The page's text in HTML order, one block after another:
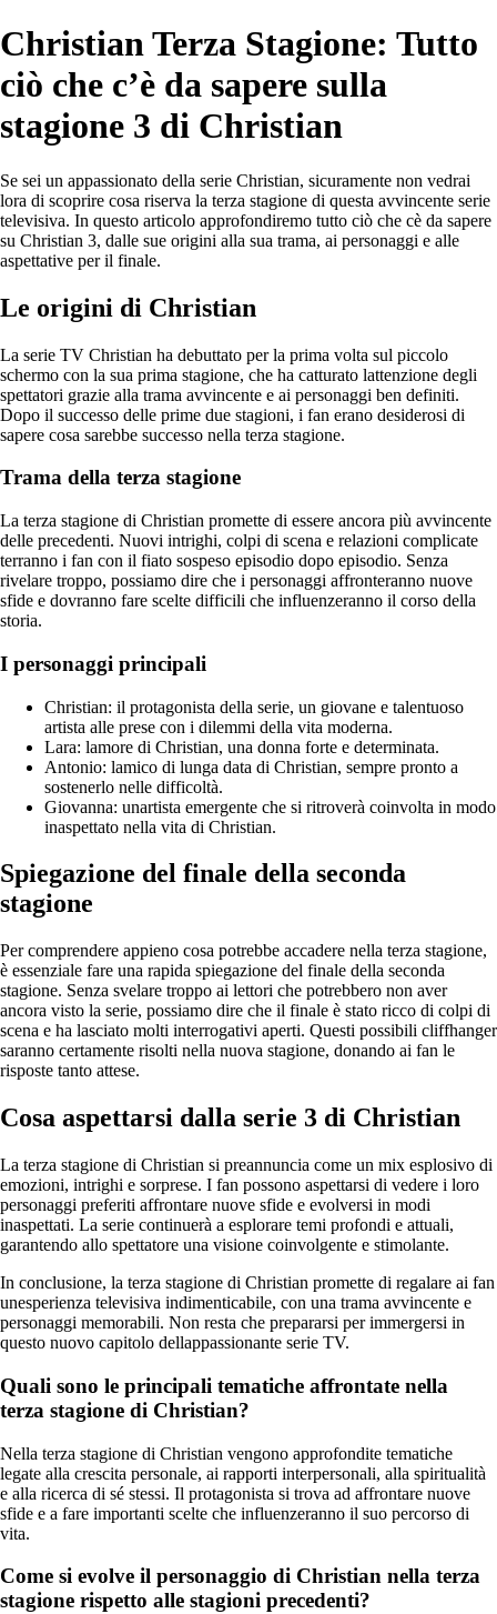
Christian Terza Stagione: Tutto
ciò che c’è da sapere sulla
stagione 3 di Christian
Se sei un appassionato della serie Christian, sicuramente non vedrai
lora di scoprire cosa riserva la terza stagione di questa avvincente serie
televisiva. In questo articolo approfondiremo tutto ciò che cè da sapere
su Christian 3, dalle sue origini alla sua trama, ai personaggi e alle
aspettative per il finale.
Le origini di Christian
La serie TV Christian ha debuttato per la prima volta sul piccolo
schermo con la sua prima stagione, che ha catturato lattenzione degli
spettatori grazie alla trama avvincente e ai personaggi ben definiti.
Dopo il successo delle prime due stagioni, i fan erano desiderosi di
sapere cosa sarebbe successo nella terza stagione.
Trama della terza stagione
La terza stagione di Christian promette di essere ancora più avvincente
delle precedenti. Nuovi intrighi, colpi di scena e relazioni complicate
terranno i fan con il fiato sospeso episodio dopo episodio. Senza
rivelare troppo, possiamo dire che i personaggi affronteranno nuove
sfide e dovranno fare scelte difficili che influenzeranno il corso della
storia.
I personaggi principali
Christian: il protagonista della serie, un giovane e talentuoso
artista alle prese con i dilemmi della vita moderna.
Lara: lamore di Christian, una donna forte e determinata.
Antonio: lamico di lunga data di Christian, sempre pronto a
sostenerlo nelle difficoltà.
Giovanna: unartista emergente che si ritroverà coinvolta in modo
inaspettato nella vita di Christian.
Spiegazione del finale della seconda
stagione
Per comprendere appieno cosa potrebbe accadere nella terza stagione,
è essenziale fare una rapida spiegazione del finale della seconda
stagione. Senza svelare troppo ai lettori che potrebbero non aver
ancora visto la serie, possiamo dire che il finale è stato ricco di colpi di
scena e ha lasciato molti interrogativi aperti. Questi possibili cliffhanger
saranno certamente risolti nella nuova stagione, donando ai fan le
risposte tanto attese.
Cosa aspettarsi dalla serie 3 di Christian
La terza stagione di Christian si preannuncia come un mix esplosivo di
emozioni, intrighi e sorprese. I fan possono aspettarsi di vedere i loro
personaggi preferiti affrontare nuove sfide e evolversi in modi
inaspettati. La serie continuerà a esplorare temi profondi e attuali,
garantendo allo spettatore una visione coinvolgente e stimolante.
In conclusione, la terza stagione di Christian promette di regalare ai fan
unesperienza televisiva indimenticabile, con una trama avvincente e
personaggi memorabili. Non resta che prepararsi per immergersi in
questo nuovo capitolo dellappassionante serie TV.
Quali sono le principali tematiche affrontate nella
terza stagione di Christian?
Nella terza stagione di Christian vengono approfondite tematiche
legate alla crescita personale, ai rapporti interpersonali, alla spiritualità
e alla ricerca di sé stessi. Il protagonista si trova ad affrontare nuove
sfide e a fare importanti scelte che influenzeranno il suo percorso di
vita.
Come si evolve il personaggio di Christian nella terza
stagione rispetto alle stagioni precedenti?